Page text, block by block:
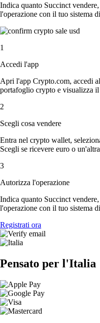
Indica quanto Succinct
l'operazione con il tuo sistema
1
Accedi l'app
Apri l'app Crypto.com, accedi
portafoglio crypto e visualizza
2
Scegli cosa vendere
Entra nel crypto wallet,
Scegli se ricevere euro o
3
Autorizza l'operazione
Indica quanto Succinct
l'operazione con il tuo sistema
Registrati ora
Pensato per l'Italia